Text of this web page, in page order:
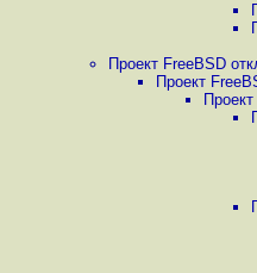
Проект FreeBSD
Проект